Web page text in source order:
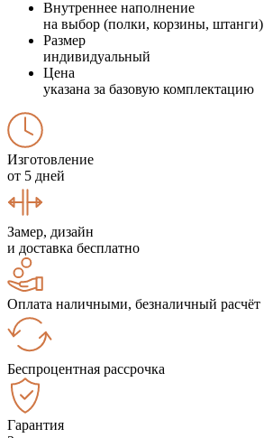
Внутреннее наполнение
на выбор (полки, корзины, штанги)
Размер
индивидуальный
Цена
указана за базовую комплектацию
Изготовление
от 5 дней
Замер, дизайн
и доставка бесплатно
Оплата наличными, безналичный расчёт
Беспроцентная рассрочка
Гарантия